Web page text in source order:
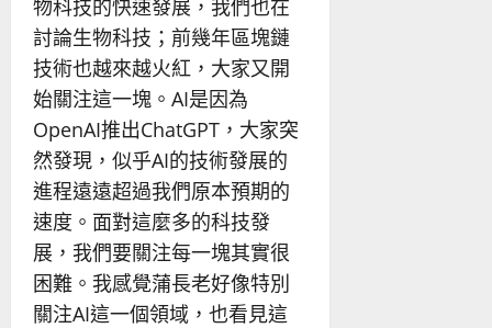
物科技的快速發展，我們也在
討論生物科技；前幾年區塊鏈
技術也越來越火紅，大家又開
始關注這一塊。AI是因為
OpenAI推出ChatGPT，大家突
然發現，似乎AI的技術發展的
進程遠遠超過我們原本預期的
速度。面對這麼多的科技發
展，我們要關注每一塊其實很
困難。我感覺蒲長老好像特別
關注AI這一個領域，也看見這